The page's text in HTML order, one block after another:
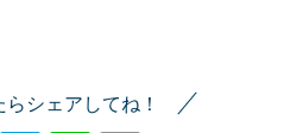
シェアしてね！